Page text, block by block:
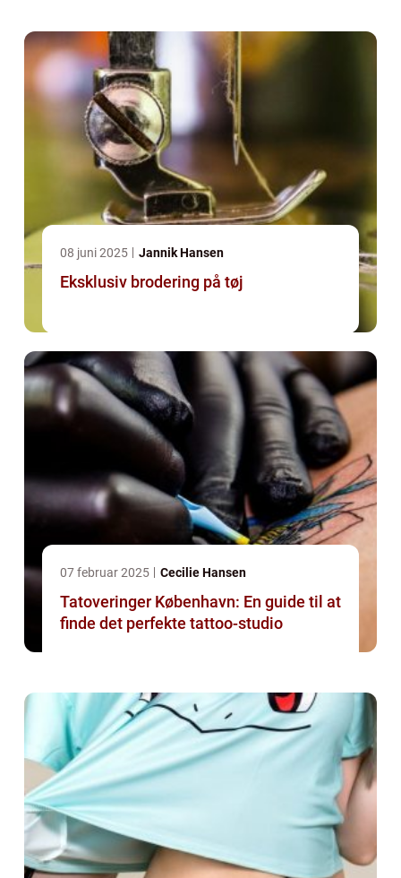
08 juni 2025 Jannik Hansen
Eksklusiv brodering på tøj
07 februar 2025 Cecilie Hansen
Tatoveringer København: En guide til at
finde det perfekte tattoo-studio